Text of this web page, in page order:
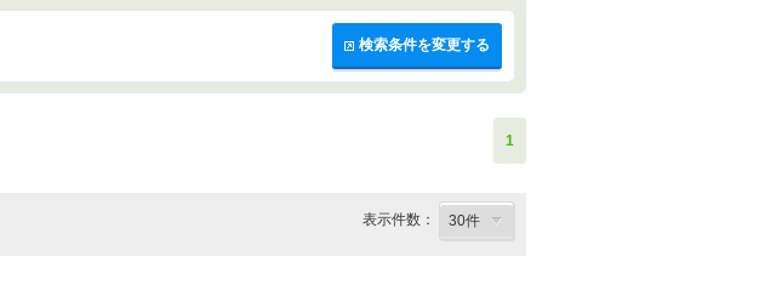
検索条件を変更する
1
表示件数：